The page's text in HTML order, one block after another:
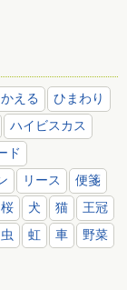
かえる
ひまわり
ハイビスカス
ド
リース
便箋
桜 犬 猫
王冠
虫 虹 車
野菜